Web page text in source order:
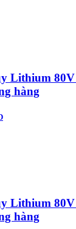
Lithium
hàng
Lithium
hàng